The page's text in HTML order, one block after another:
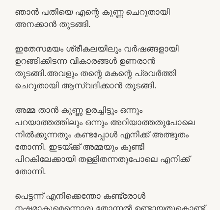
ഞാൻ പതിയെ എന്റെ കുണ്ണ ചെറുതായി
അനക്കാൻ തുടങ്ങി.
ഇതേസമയം ശ്രീകലയിലും വർഷങ്ങളായി
ഉറങ്ങിക്കിടന്ന വികാരങ്ങൾ ഉണരാൻ
തുടങ്ങി.അവളും തന്റെ മകന്റെ പ്രവർത്തി
ചെറുതായി ആസ്വദിക്കാൻ തുടങ്ങി.
അമ്മ താൻ കുണ്ണ ഉരച്ചിട്ടും ഒന്നും
പറയാത്തത്തിലും ഒന്നും അറിയാത്തതുപോലെ
നിൽക്കുന്നതും കണ്ടപ്പോൾ എനിക്ക് അത്ഭുതം
തോന്നി. ഇടയ്ക്ക് അമ്മയും കുണ്ടി
പിറകിലേക്കായി തള്ളിതന്നതുപോലെ എനിക്ക്
തോന്നി.
പെട്ടന്ന് എനിക്കെന്തോ കണ്ട്രോൾ
നഷ്ടമാകുമെന്നൊരു തോന്നൽ ഉണ്ടായതുകൊണ്ട്